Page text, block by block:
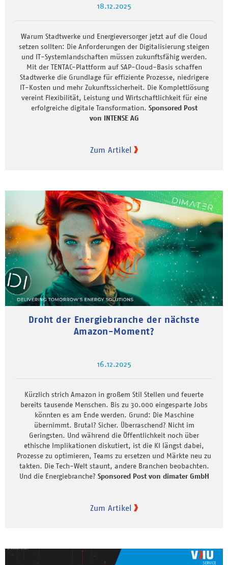
18.12.2025
Warum Stadtwerke und Energieversorger jetzt auf die Cloud
setzen sollten: Die Anforderungen der Digitalisierung steigen
und IT-Systemlandschaften müssen zukunftsfähig werden.
Mit der TENTAC-Plattform auf SAP-Cloud-Basis schaffen
Stadtwerke die Grundlage für effiziente Prozesse, niedrigere
IT-Kosten und mehr Zukunftssicherheit. Die Komplettlösung
vereint Flexibilität, Leistung und Wirtschaftlichkeit für eine
erfolgreiche digitale Transformation. Sponsored Post
von INTENSE AG
Zum Artikel
Droht der Energiebranche der nächste
Amazon-Moment?
16.12.2025
Kürzlich strich Amazon in großem Stil Stellen und feuerte
bereits tausende Menschen. Bis zu 30.000 eingesparte Jobs
könnten es am Ende werden. Grund: Die Maschine
übernimmt. Brutal? Sicher. Überraschend? Nicht im
Geringsten. Und während die Öffentlichkeit noch über
ethische Implikationen diskutiert, ist die KI längst dabei,
Prozesse zu optimieren, Teams zu ersetzen und Märkte neu zu
takten. Die Tech-Welt staunt, andere Branchen beobachten.
Und die Energiebranche? Sponsored Post von dimater GmbH
Zum Artikel